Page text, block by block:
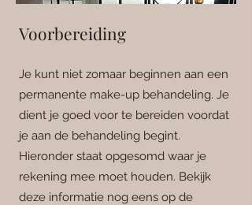
Voorbereiding
Je kunt niet zomaar beginnen aan een
permanente make-up behandeling. Je
dient je goed voor te bereiden voordat
je aan de behandeling begint.
Hieronder staat opgesomd waar je
rekening mee moet houden. Bekijk
deze informatie nog eens op de